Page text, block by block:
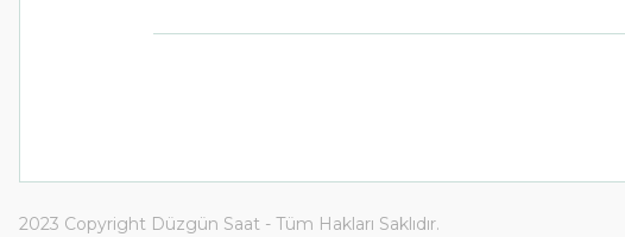
2023 Copyright Düzgün Saat - Tüm Hakları Saklıdır.